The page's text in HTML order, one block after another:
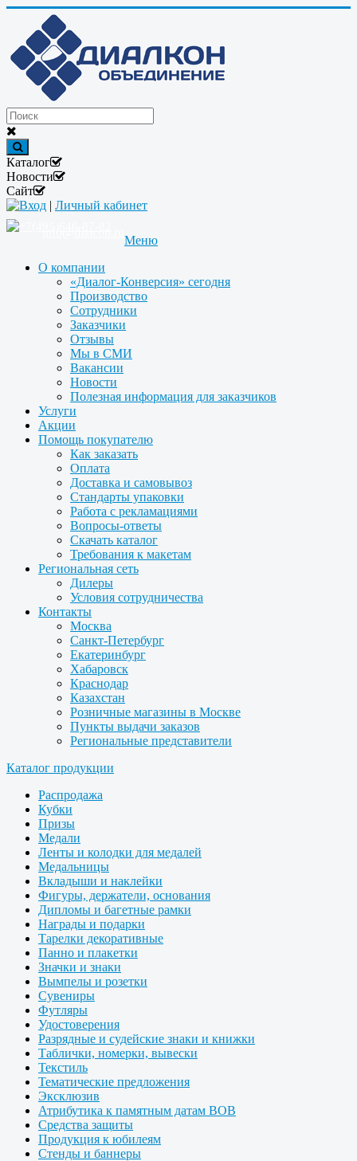
Каталог
Новости
Сайт
Вход | Личный кабинет
Меню
О компании
«Диалог-Конверсия» сегодня
Производство
Сотрудники
Заказчики
Отзывы
Мы в СМИ
Вакансии
Новости
Полезная информация для заказчиков
Услуги
Акции
Помощь покупателю
Как заказать
Оплата
Доставка и самовывоз
Стандарты упаковки
Работа с рекламациями
Вопросы-ответы
Скачать каталог
Требования к макетам
Региональная сеть
Дилеры
Условия сотрудничества
Контакты
Москва
Санкт-Петербург
Екатеринбург
Хабаровск
Краснодар
Казахстан
Розничные магазины в Москве
Пункты выдачи заказов
Региональные представители
Каталог продукции
Распродажа
Кубки
Призы
Медали
Ленты и колодки для медалей
Медальницы
Вкладыши и наклейки
Фигуры, держатели, основания
Дипломы и багетные рамки
Награды и подарки
Тарелки декоративные
Панно и плакетки
Значки и знаки
Вымпелы и розетки
Сувениры
Футляры
Удостоверения
Разрядные и судейские знаки и книжки
Таблички, номерки, вывески
Текстиль
Тематические предложения
Эксклюзив
Атрибутика к памятным датам ВОВ
Средства защиты
Продукция к юбилеям
Стенды и баннеры